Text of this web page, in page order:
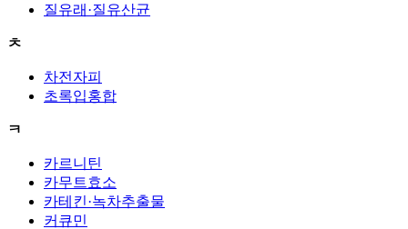
질유래·질유산균
ㅊ
차전자피
초록입홍합
ㅋ
카르니틴
카무트효소
카테킨·녹차추출물
커큐민